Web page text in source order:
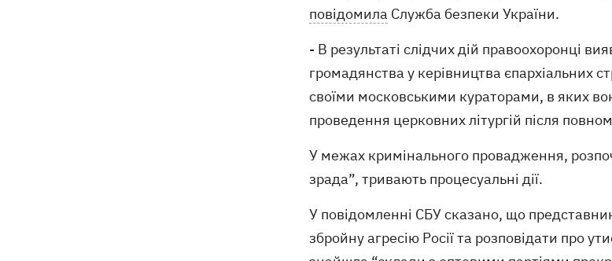
повідомила Служба безпеки України.
- В результаті слідчих дій правоохоронці
громадянства у керівництва єпархіальних
своїми московськими кураторами, в яких
проведення церковних літургій після
У межах кримінального провадження,
зрада”, тривають процесуальні дії.
У повідомленні СБУ сказано, що
збройну агресію Росії та розповідати про